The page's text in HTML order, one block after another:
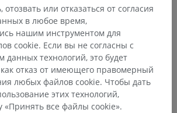
Нет анатомических терминов,
части тела
человека
или отказаться от согласия
в любое время,
нашим инструментом для
cookie. Если вы не согласны с
данных технологий, это будет
отказ от имеющего правомерный
любых файлов cookie. Чтобы дать
этих технологий,
«Принять все файлы cookie».